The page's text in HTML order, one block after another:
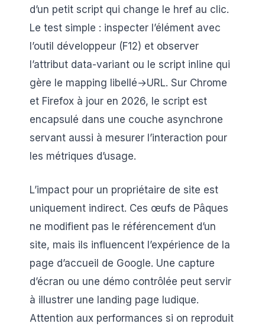
d’un petit script qui change le href au clic.
Le test simple : inspecter l’élément avec
l’outil développeur (F12) et observer
l’attribut data-variant ou le script inline qui
gère le mapping libellé→URL. Sur Chrome
et Firefox à jour en 2026, le script est
encapsulé dans une couche asynchrone
servant aussi à mesurer l’interaction pour
les métriques d’usage.
L’impact pour un propriétaire de site est
uniquement indirect. Ces œufs de Pâques
ne modifient pas le référencement d’un
site, mais ils influencent l’expérience de la
page d’accueil de Google. Une capture
d’écran ou une démo contrôlée peut servir
à illustrer une landing page ludique.
Attention aux performances si on reproduit